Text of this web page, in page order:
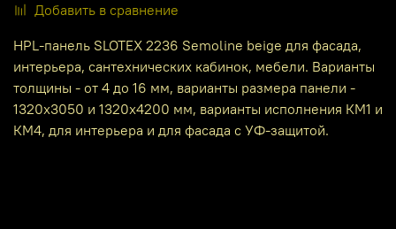
Добавить в сравнение
HPL-панель SLOTEX 2236 Semoline beige для фасада,
интерьера, сантехнических кабинок, мебели. Варианты
толщины - от 4 до 16 мм, варианты размера панели -
1320х3050 и 1320х4200 мм, варианты исполнения КМ1 и
КМ4, для интерьера и для фасада с УФ-защитой.